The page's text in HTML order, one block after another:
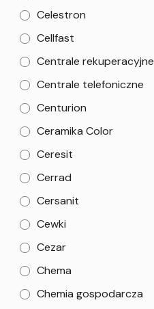
Celestron
Cellfast
Centrale rekuperacyjne
Centrale telefoniczne
Centurion
Ceramika Color
Ceresit
Cerrad
Cersanit
Cewki
Cezar
Chema
Chemia gospodarcza